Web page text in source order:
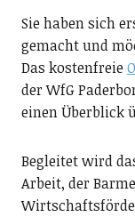
Sie haben sich
gemacht und
Das kostenfreie
der WfG
einen Überblick
Begleitet wird
Arbeit, der